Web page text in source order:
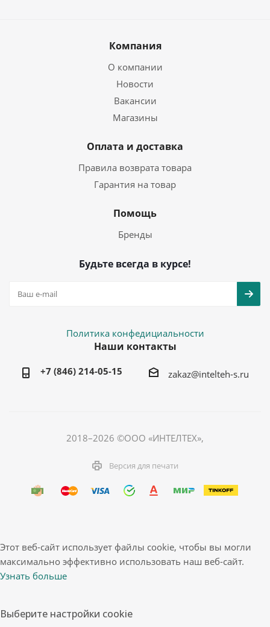
Компания
О компании
Новости
Вакансии
Магазины
Оплата и доставка
Правила возврата товара
Гарантия на товар
Помощь
Бренды
Будьте всегда в курсе!
Политика конфедициальности
Наши контакты
+7 (846) 214-05-15 zakaz@intelteh-s.ru
2018–2026 ©ООО «ИНТЕЛТЕХ»,
Версия для печати
Этот веб-сайт использует файлы cookie, чтобы вы могли
максимально эффективно использовать наш веб-сайт.
Узнать больше
Выберите настройки cookie